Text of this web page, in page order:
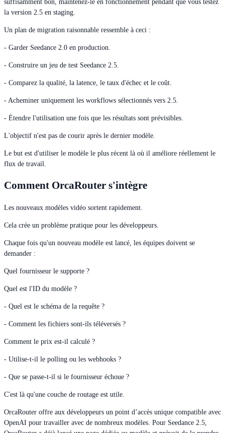
suffisamment bon, maintenez-le en fonctionnement pendant que vous testez
la version 2.5 en staging.
Un plan de migration raisonnable ressemble à ceci :
- Garder Seedance 2.0 en production.
- Construire un jeu de test Seedance 2.5.
- Comparez la qualité, la latence, le taux d'échec et le coût.
- Acheminer uniquement les workflows sélectionnés vers 2.5.
- Étendre l'utilisation une fois que les résultats sont prévisibles.
L'objectif n'est pas de courir après le dernier modèle.
Le but est d'utiliser le modèle le plus récent là où il améliore réellement le
flux de travail.
Comment OrcaRouter s'intègre
Les nouveaux modèles vidéo sortent rapidement.
Cela crée un problème pratique pour les développeurs.
Chaque fois qu'un nouveau modèle est lancé, les équipes doivent se
demander :
Quel fournisseur le supporte ?
Quel est l'ID du modèle ?
- Quel est le schéma de la requête ?
- Comment les fichiers sont-ils téléversés ?
Comment le prix est-il calculé ?
- Utilise-t-il le polling ou les webhooks ?
- Que se passe-t-il si le fournisseur échoue ?
C'est là qu'une couche de routage est utile.
OrcaRouter offre aux développeurs un point d’accès unique compatible avec
OpenAI pour travailler avec de nombreux modèles. Pour Seedance 2.5,